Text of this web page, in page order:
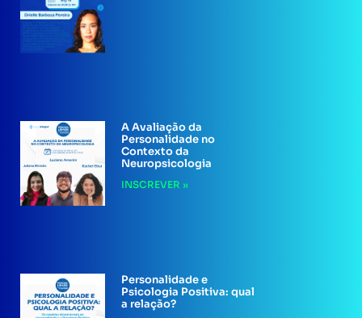
A Avaliação da
Personalidade no
Contexto da
Neuropsicologia
INSCREVER »
Personalidade e
Psicologia Positiva: qual
a relação?